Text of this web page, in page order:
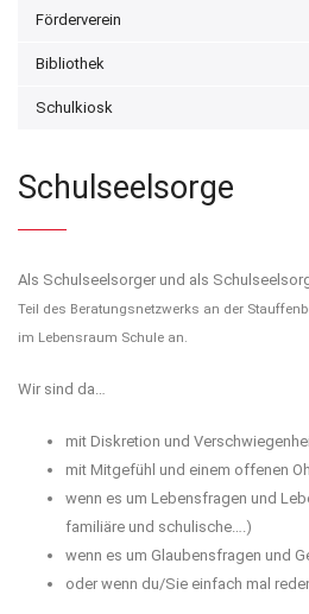
Förderverein
Bibliothek
Schulkiosk
Schulseelsorge
Als Schulseelsorger und als
Teil des Beratungsnetzwerks an der Stauf
im Lebensraum Schule an.
Wir sind da…
mit Diskretion und
mit Mitgefühl und einem offenen
wenn es um Lebensfragen und
familiäre und schulische….)
wenn es um Glaubensfragen und
oder wenn du/Sie einfach mal